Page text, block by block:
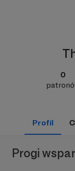
0
Profil
Progi